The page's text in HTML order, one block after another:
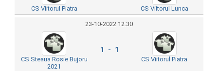
CS Viitorul Piatra CS Viitorul Lunca
23-10-2022 12:30
CS Steaua Rosie Bujoru
2021
1 - 1
CS Viitorul Piatra